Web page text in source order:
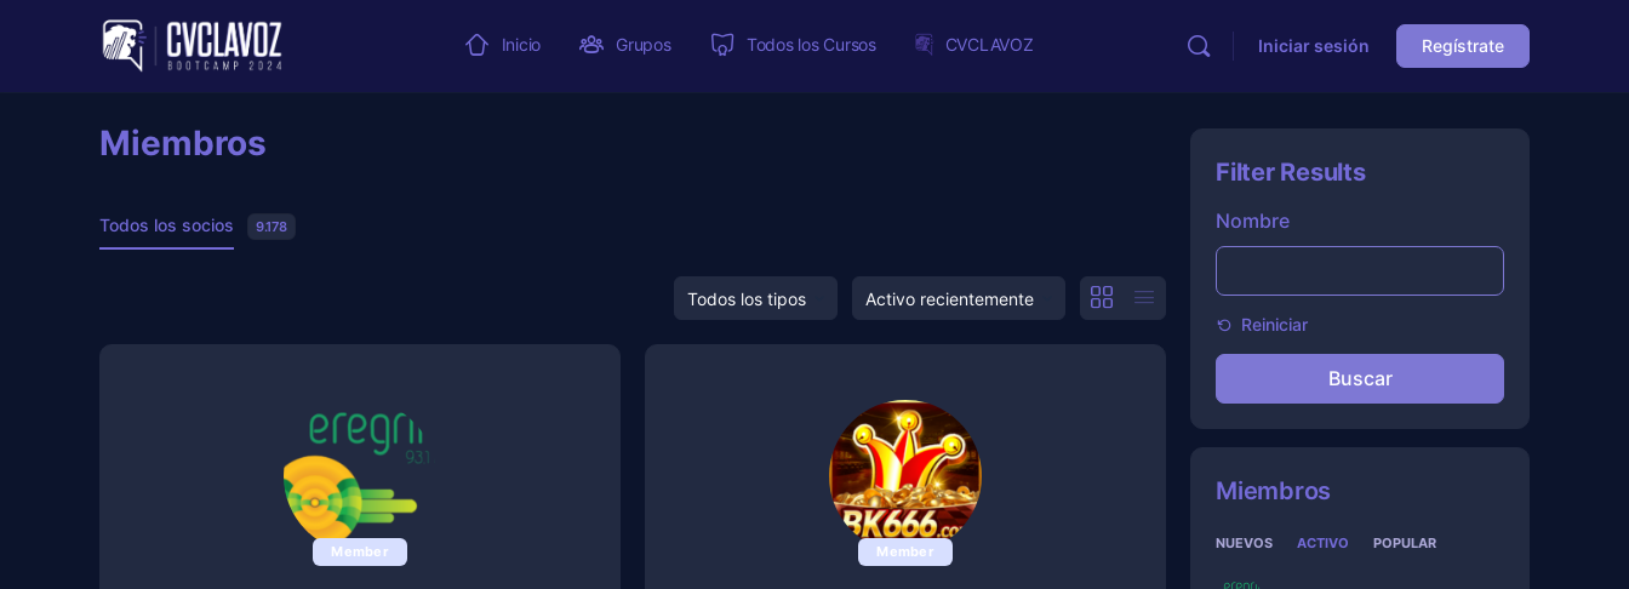
Inicio Grupos Todos los Cursos CVCLAVOZ Iniciar sesión Regístrate
Miembros
Todos los socios 9.178
Ordenado
Ordenado
Member Member
Filter Results
Nombre
Reiniciar
Miembros
NUEVOS ACTIVO POPULAR